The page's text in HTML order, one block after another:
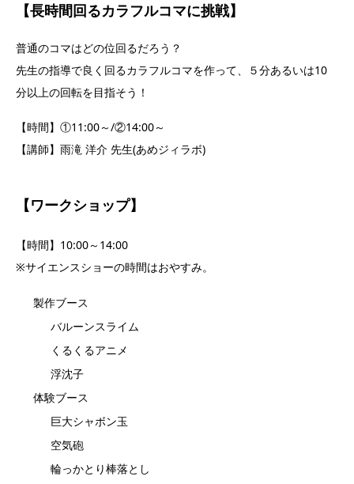
【長時間回るカラフルコマに挑戦】
普通のコマはどの位回るだろう？
先生の指導で良く回るカラフルコマを作って、５分あるいは10
分以上の回転を目指そう！
【時間】①11:00～/②14:00～
【講師】雨滝 洋介 先生(あめジィラボ)
【ワークショップ】
【時間】10:00～14:00
※サイエンスショーの時間はおやすみ。
製作ブース
バルーンスライム
くるくるアニメ
浮沈子
体験ブース
巨大シャボン玉
空気砲
輪っかとり棒落とし